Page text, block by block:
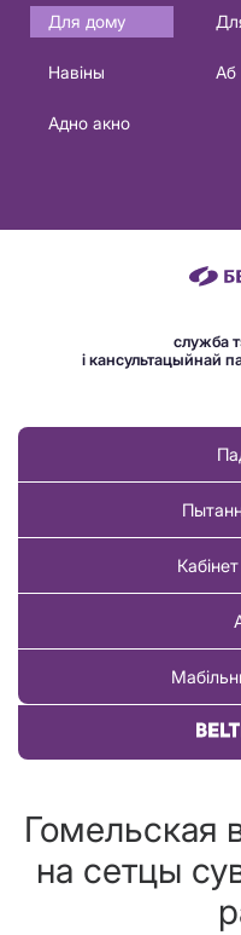
Основная
навигация
Для дому
Навіны
Аб
Адно акно
служба
і кансультацыйнай
Гомельская
на сетцы